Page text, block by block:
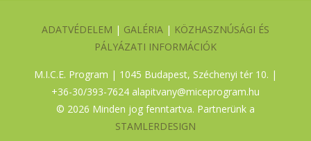
ADATVÉDELEM | GALÉRIA | KÖZHASZNÚSÁGI ÉS
PÁLYÁZATI INFORMÁCIÓK
M.I.C.E. Program | 1045 Budapest, Széchenyi tér 10. |
+36-30/393-7624 alapitvany@miceprogram.hu
© 2026 Minden jog fenntartva. Partnerünk a
STAMLERDESIGN